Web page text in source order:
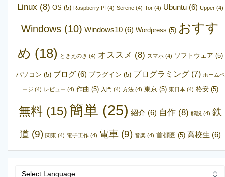
Linux (8) OS (5) Raspberry PI (4) Serene(4) Tor(4) Ubuntu(6) Upper(4)
Windows (10) Windows10 (6) Wordpress (5) おすす
め (18) ときえのき (4) オススメ (8) スマホ (4) ソフトウェア (5)
パソコン (5) ブログ(6) プラグイン (5) プログラミング(7) ホームペ
ージ (4) レビュー (4) 作曲 (5) 入門 (4) 方法(4) 東京(5) 東日本(4) 格安(5)
無料(15) 簡単 (25) 紹介 (6) 自作(8) 解説 (4) 鉄
道 (9) 関東(4) 電子工作(4) 電車(9) 音楽 (4) 首都圏 (5) 高校生 (6)